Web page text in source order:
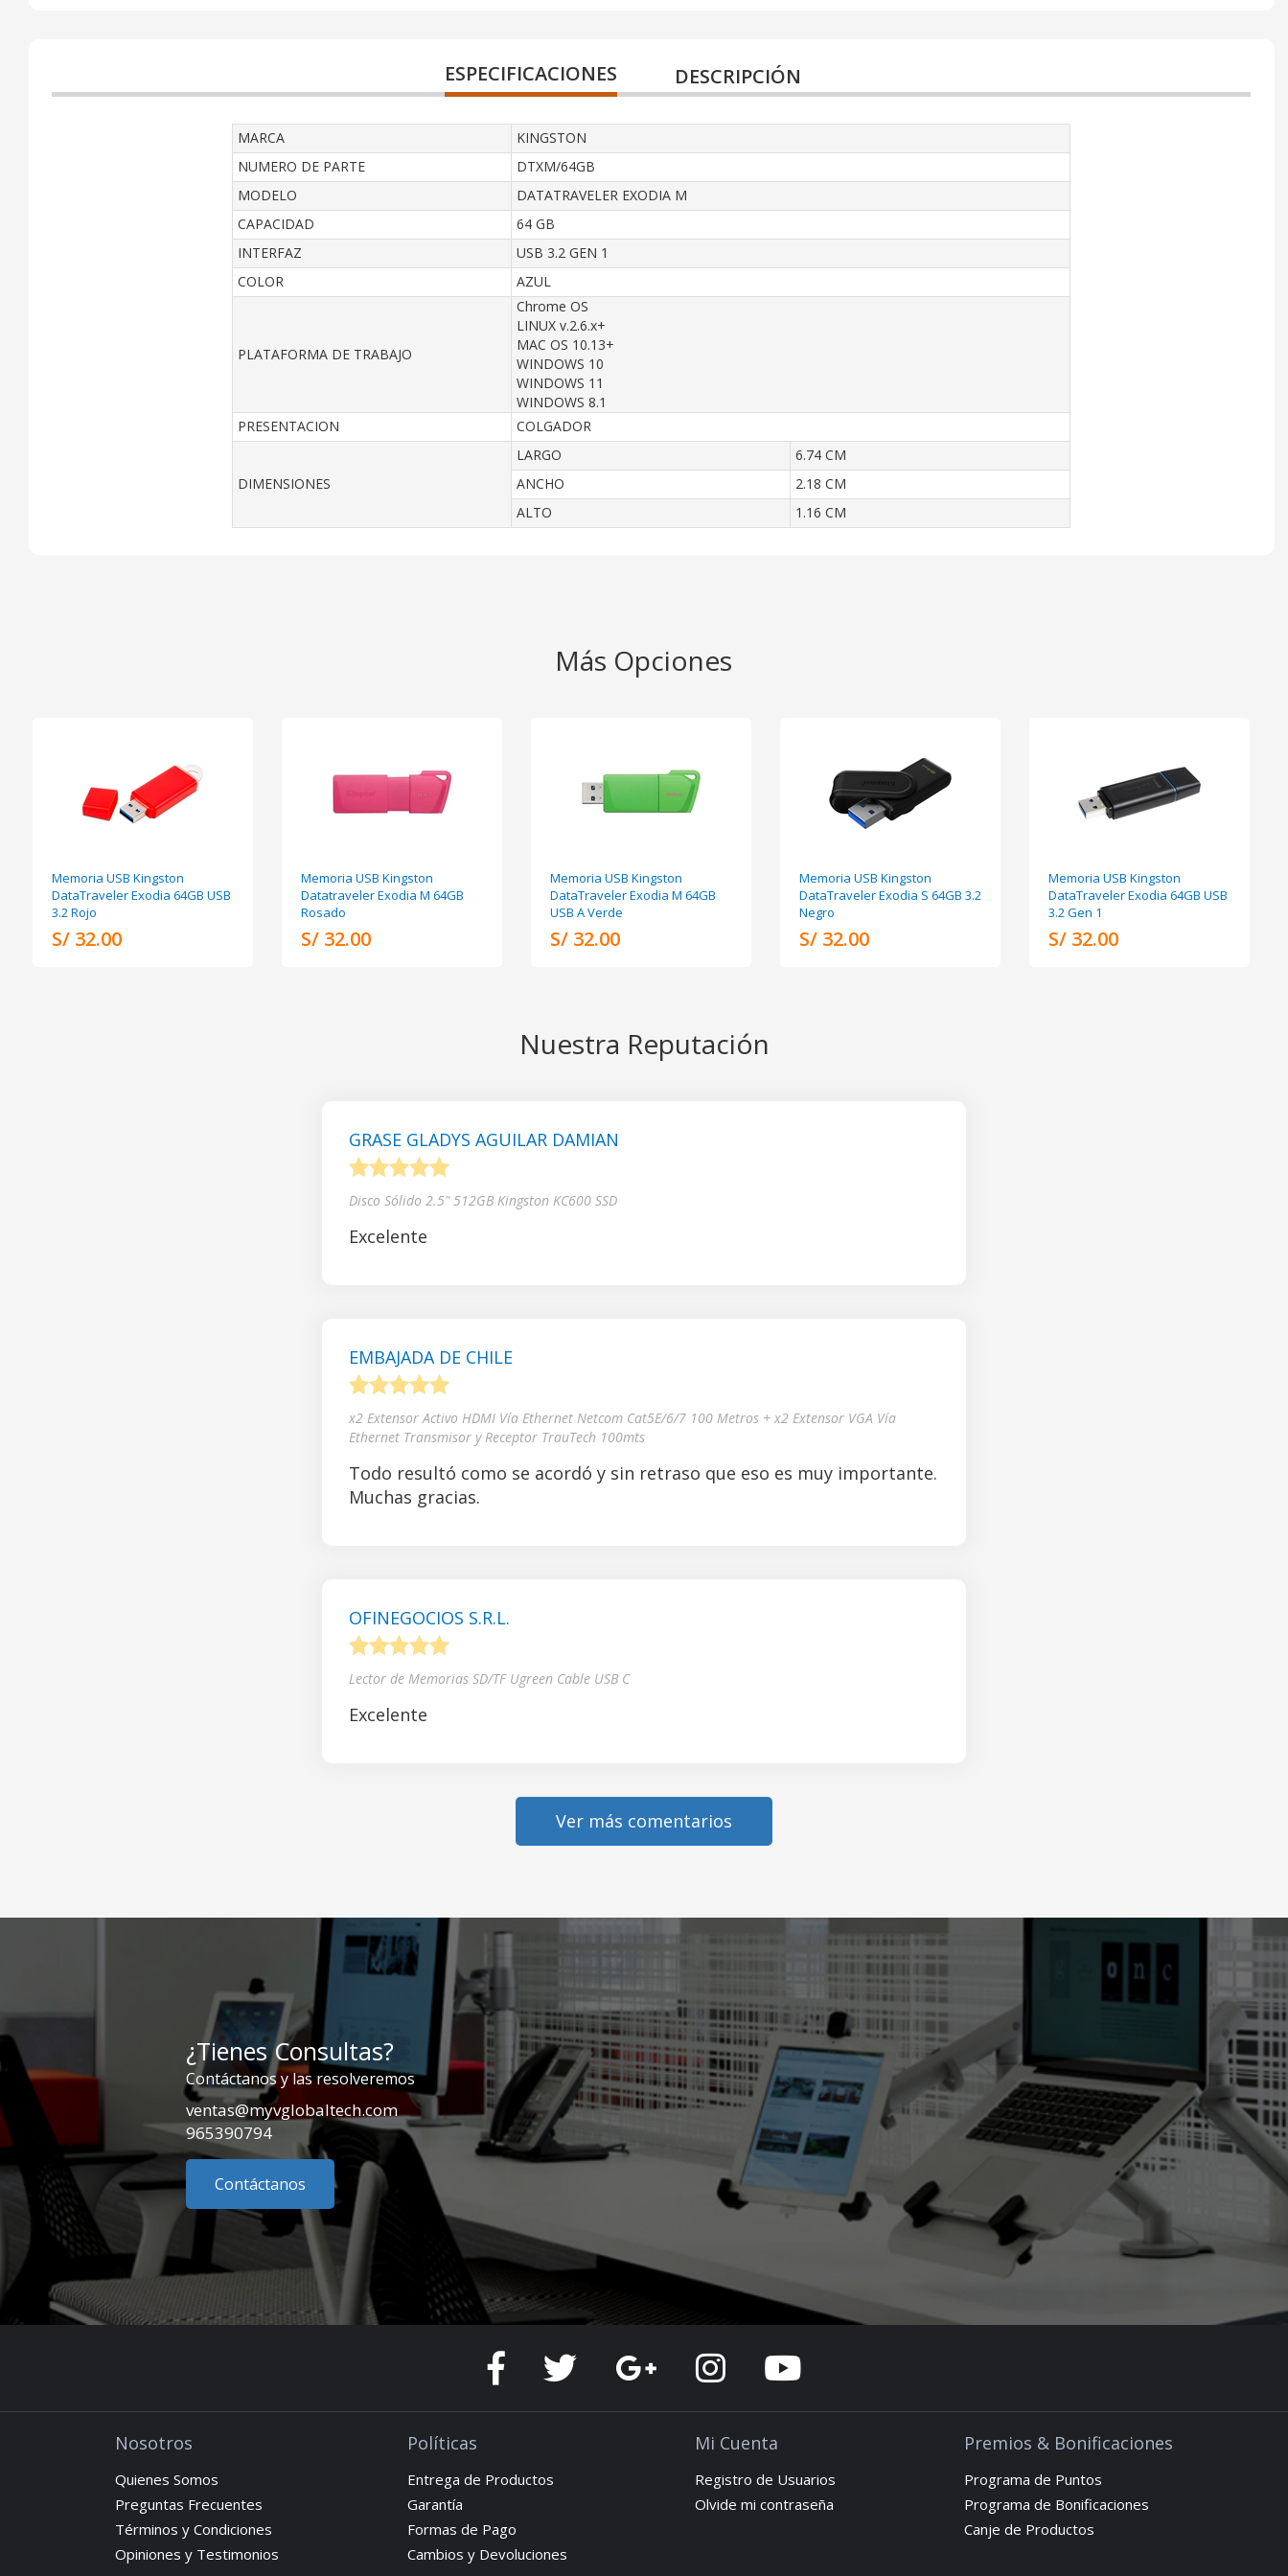
ESPECIFICACIONES DESCRIPCIÓN
MARCA
KINGSTON
NUMERO DE PARTE
DTXM/64GB
MODELO
DATATRAVELER EXODIA M
CAPACIDAD
64 GB
INTERFAZ
USB 3.2 GEN 1
COLOR
AZUL
PLATAFORMA DE TRABAJO
Chrome OS
LINUX v.2.6.x+
MAC OS 10.13+
WINDOWS 10
WINDOWS 11
WINDOWS 8.1
PRESENTACION
COLGADOR
DIMENSIONES
LARGO
6.74 CM
ANCHO
2.18 CM
ALTO
1.16 CM
Más Opciones
Memoria USB Kingston
DataTraveler Exodia 64GB USB
3.2 Rojo
S/ 32.00
Memoria USB Kingston
Datatraveler Exodia M 64GB
Rosado
S/ 32.00
Memoria USB Kingston
DataTraveler Exodia M 64GB
USB A Verde
S/ 32.00
Memoria USB Kingston
DataTraveler Exodia S 64GB 3.2
Negro
S/ 32.00
Memoria USB Kingston
DataTraveler Exodia 64GB USB
3.2 Gen 1
S/ 32.00
Nuestra Reputación
GRASE GLADYS AGUILAR DAMIAN
Disco Sólido 2.5" 512GB Kingston KC600 SSD
Excelente
EMBAJADA DE CHILE
x2 Extensor Activo HDMI Vía Ethernet Netcom Cat5E/6/7 100 Metros + x2 Extensor VGA Vía
Ethernet Transmisor y Receptor TrauTech 100mts
Todo resultó como se acordó y sin retraso que eso es muy importante.
Muchas gracias.
OFINEGOCIOS S.R.L.
Lector de Memorias SD/TF Ugreen Cable USB C
Excelente
Ver más comentarios
¿Tienes Consultas?
Contáctanos y las resolveremos
ventas@myvglobaltech.com
965390794
Contáctanos
Nosotros
Quienes Somos
Preguntas Frecuentes
Términos y Condiciones
Opiniones y Testimonios
Políticas
Entrega de Productos
Garantía
Formas de Pago
Cambios y Devoluciones
Mi Cuenta
Registro de Usuarios
Olvide mi contraseña
Premios & Bonificaciones
Programa de Puntos
Programa de Bonificaciones
Canje de Productos